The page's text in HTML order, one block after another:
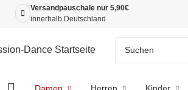
Versandpauschale nur 5,90€
innerhalb Deutschland